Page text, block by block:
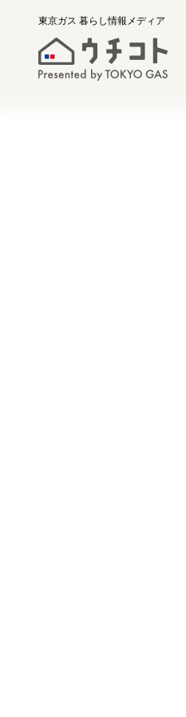
東京ガス 暮らし情報メディア